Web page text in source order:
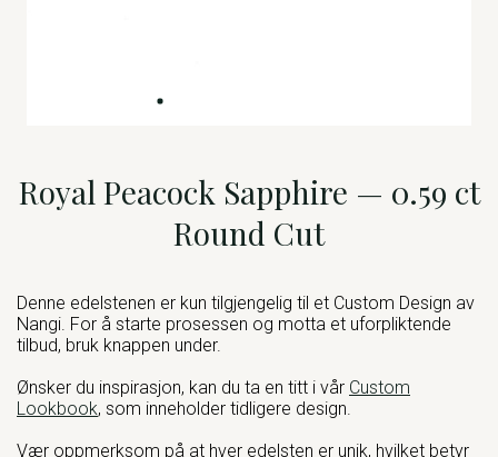
Royal Peacock Sapphire — 0.59 ct
Round Cut
Denne edelstenen er kun tilgjengelig til et Custom Design av
Nangi. For å starte prosessen og motta et uforpliktende
tilbud, bruk knappen under.
Ønsker du inspirasjon, kan du ta en titt i vår Custom
Lookbook, som inneholder tidligere design.
Vær oppmerksom på at hver edelsten er unik, hvilket betyr